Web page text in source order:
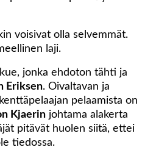
voisivat olla selvemmät.
laji.
jonka ehdoton tähti ja
Eriksen. Oivaltavan ja
pelaamista on
Kjaerin johtama alakerta
pitävät huolen siitä, ettei
tiedossa.